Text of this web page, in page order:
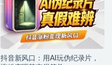
抖音新风口：用AI玩伪纪录片，